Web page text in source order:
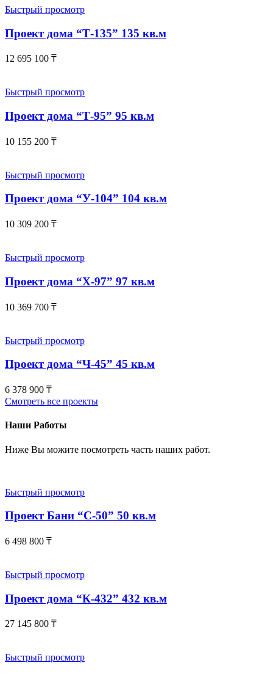
Быстрый просмотр
Проект дома “Т-135” 135 кв.м
12 695 100 ₸
Быстрый просмотр
Проект дома “Т-95” 95 кв.м
10 155 200 ₸
Быстрый просмотр
Проект дома “У-104” 104 кв.м
10 309 200 ₸
Быстрый просмотр
Проект дома “Х-97” 97 кв.м
10 369 700 ₸
Быстрый просмотр
Проект дома “Ч-45” 45 кв.м
6 378 900 ₸
Смотреть все проекты
Наши Работы
Ниже Вы можите посмотреть часть наших работ.
Быстрый просмотр
Проект Бани “С-50” 50 кв.м
6 498 800 ₸
Быстрый просмотр
Проект дома “К-432” 432 кв.м
27 145 800 ₸
Быстрый просмотр